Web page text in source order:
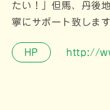
たい！」但馬、丹後
寧にサポート致します
HP http://